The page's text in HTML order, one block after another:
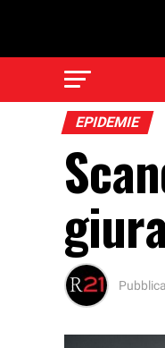
EPIDEMIE